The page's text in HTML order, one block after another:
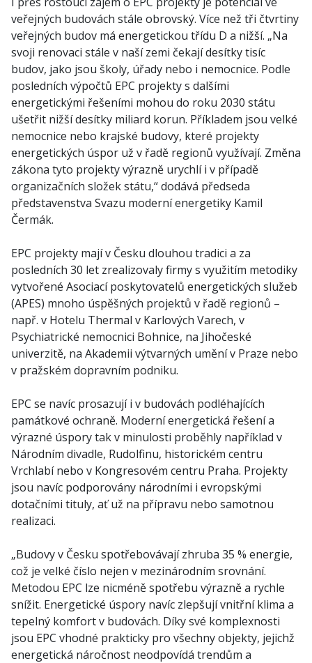
veřejných budovách stále obrovský. Více než tři čtvrtiny
veřejných budov má energetickou třídu D a nižší. „Na
svoji renovaci stále v naší zemi čekají desítky tisíc
budov, jako jsou školy, úřady nebo i nemocnice. Podle
posledních výpočtů EPC projekty s dalšími
energetickými řešeními mohou do roku 2030 státu
ušetřit nižší desítky miliard korun. Příkladem jsou velké
nemocnice nebo krajské budovy, které projekty
energetických úspor už v řadě regionů využívají. Změna
zákona tyto projekty výrazně urychlí i v případě
organizačních složek státu,“ dodává předseda
představenstva Svazu moderní energetiky Kamil
Čermák.
EPC projekty mají v Česku dlouhou tradici a za
posledních 30 let zrealizovaly firmy s využitím metodiky
vytvořené Asociací poskytovatelů energetických služeb
(APES) mnoho úspěšných projektů v řadě regionů –
např. v Hotelu Thermal v Karlových Varech, v
Psychiatrické nemocnici Bohnice, na Jihočeské
univerzitě, na Akademii výtvarných umění v Praze nebo
v pražském dopravním podniku.
EPC se navíc prosazují i v budovách podléhajících
památkové ochraně. Moderní energetická řešení a
výrazné úspory tak v minulosti proběhly například v
Národním divadle, Rudolfinu, historickém centru
Vrchlabí nebo v Kongresovém centru Praha. Projekty
jsou navíc podporovány národními i evropskými
dotačními tituly, ať už na přípravu nebo samotnou
realizaci.
„Budovy v Česku spotřebovávají zhruba 35 % energie,
což je velké číslo nejen v mezinárodním srovnání.
Metodou EPC lze nicméně spotřebu výrazně a rychle
snížit. Energetické úspory navíc zlepšují vnitřní klima a
tepelný komfort v budovách. Díky své komplexnosti
jsou EPC vhodné prakticky pro všechny objekty, jejichž
energetická náročnost neodpovídá trendům a